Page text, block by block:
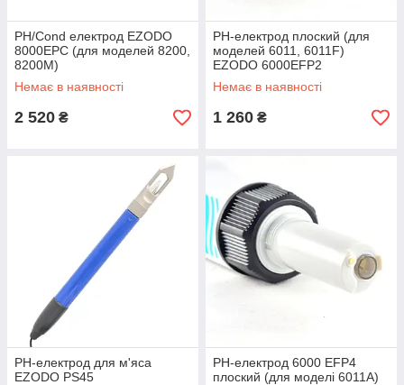
PH/Cond електрод EZODO
8000EPC (для моделей 8200,
8200M)
Немає в наявності
2 520 ₴
РН-електрод плоский (для
моделей 6011, 6011F)
EZODO 6000EFP2
Немає в наявності
1 260 ₴
PH-електрод для м'яса
EZODO PS45
РН-електрод 6000 EFP4
плоский (для моделі 6011А)